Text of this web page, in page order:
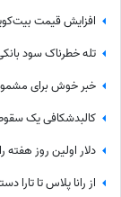
خبر خوش برای
کالبدشکافی یک سقوط آزاد؛ چرا
از رانا پلاس تا تارا